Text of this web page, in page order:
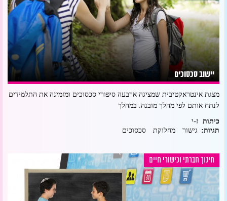
יישוב סכסוכים
מצגת אינטראקטיבית שמציגה ארבעה סיפורי סכסוכים ומזמינה את התלמידים
לנתח אותם לפי מהלך מובנה. במהלך
כיתות ז-י
תגיות: גישור מחלוקת סכסוכים
חינוך חברתי וכישורי חיים